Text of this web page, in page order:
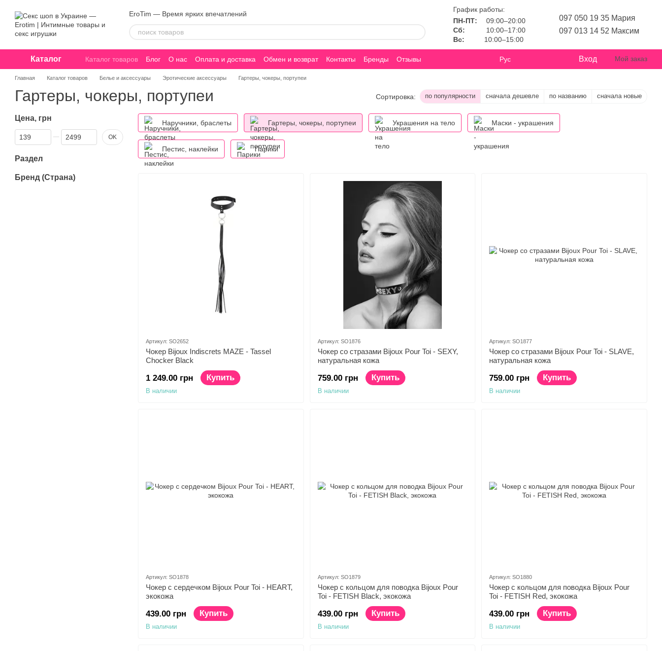
EroTim — Время ярких впечатлений
График работы:
ПН-ПТ:
09:00–20:00
Сб:
10:00–17:00
Вс:
10:00–15:00
097 050 19 35 Мария
097 013 14 52 Максим
Каталог Каталог товаров Блог О нас Оплата и доставка Обмен и возврат Контакты Бренды
Отзывы
Договор оферты
Конфиденциальность
Рус Вход Мой заказ
Главная Каталог товаров Белье и аксессуары Эротические аксессуары Гартеры, чокеры, портупеи
Гартеры, чокеры, портупеи Сортировка: по популярности сначала дешевле по названию сначала новые
Наручники, браслеты Гартеры, чокеры, портупеи Украшения на тело Маски - украшения
Пестис, наклейки Парики
Артикул: SO2652
Чокер Bijoux Indiscrets MAZE - Tassel
Chocker Black
1 249.00 грн Купить
В наличии
Артикул: SO1876
Чокер со стразами Bijoux Pour Toi - SEXY,
натуральная кожа
759.00 грн Купить
В наличии
Артикул: SO1877
Чокер со стразами Bijoux Pour Toi - SLAVE,
натуральная кожа
759.00 грн Купить
В наличии
Артикул: SO1878
Чокер с сердечком Bijoux Pour Toi - HEART,
экокожа
439.00 грн Купить
В наличии
Артикул: SO1879
Чокер с кольцом для поводка Bijoux Pour
Toi - FETISH Black, экокожа
439.00 грн Купить
В наличии
Артикул: SO1880
Чокер с кольцом для поводка Bijoux Pour
Toi - FETISH Red, экокожа
439.00 грн Купить
В наличии
Цена, грн
От Цена, грн
До Цена, грн OK
Раздел
Бренд (Страна)